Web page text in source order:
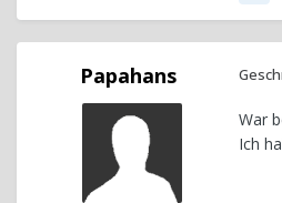
Papahans
War
Ich